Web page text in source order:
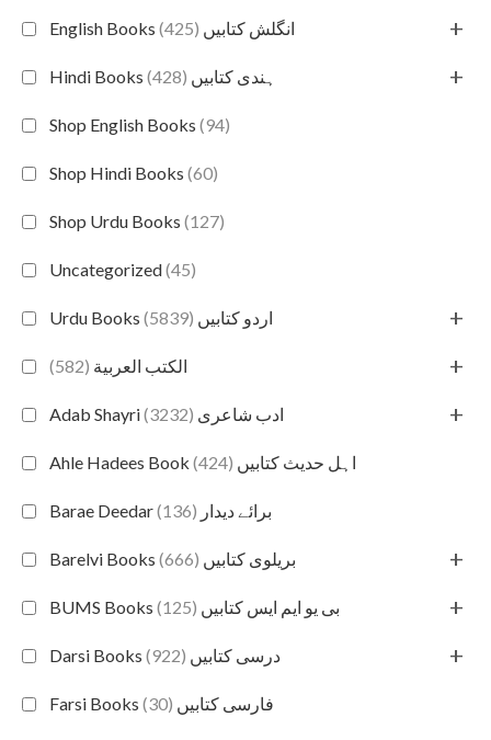
English Books انگلش کتابیں (425) +
Hindi Books ہندی کتابیں (428) +
Shop English Books (94)
Shop Hindi Books (60)
Shop Urdu Books (127)
Uncategorized(45)
Urdu Books اردو کتابیں (5839) +
الكتب العربية (582) +
Adab Shayri ادب شاعری (3232) +
Ahle Hadees Book اہل حدیث کتابیں (424)
Barae Deedar برائے دیدار (136)
Barelvi Books بریلوی کتابیں (666) +
BUMS Books بی یو ایم ایس کتابیں (125) +
Darsi Books درسی کتابیں (922) +
Farsi Books فارسی کتابیں (30)